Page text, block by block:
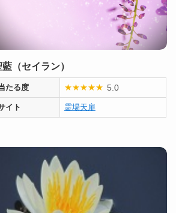
藍（セイラン）
たる度 ★★★★★ 5.0
イト 霊場天扉